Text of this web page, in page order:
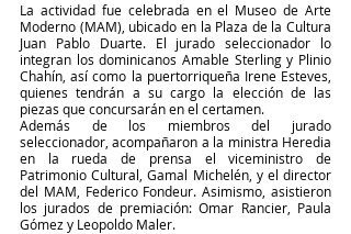
La actividad fue celebrada en el Museo de Arte
Moderno (MAM), ubicado en la Plaza de la Cultura
Juan Pablo Duarte. El jurado seleccionador lo
integran los dominicanos Amable Sterling y Plinio
Chahín, así como la puertorriqueña Irene Esteves,
quienes tendrán a su cargo la elección de las
piezas que concursarán en el certamen.
Además de los miembros del jurado
seleccionador, acompañaron a la ministra Heredia
en la rueda de prensa el viceministro de
Patrimonio Cultural, Gamal Michelén, y el director
del MAM, Federico Fondeur. Asimismo, asistieron
los jurados de premiación: Omar Rancier, Paula
Gómez y Leopoldo Maler.